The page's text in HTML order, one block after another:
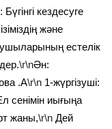
Бүгінгі кездесуге
және
естелік
\r\nӘн:
.А\r\n 1-жүргізуші:
сенімін иығыңа
жаны,\r\n Дей